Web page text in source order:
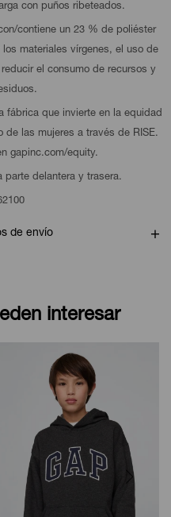
con puños ribeteados.
contiene un 23 % de poliéster
materiales vírgenes, el uso de
el consumo de recursos y
fábrica que invierte en la equidad
de las mujeres a través de RISE.
gapinc.com/equity.
parte delantera y trasera.
de envío
interesar